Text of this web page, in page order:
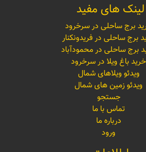
لینک های مفید
برج ساحلی در سرخرود
برج ساحلی در فریدونکنار
برج ساحلی در محمودآباد
خرید باغ ویلا در سرخرود
ویدئو ویلاهای شمال
ویدئو زمین های شمال
جستجو
تماس با ما
درباره ما
ورود